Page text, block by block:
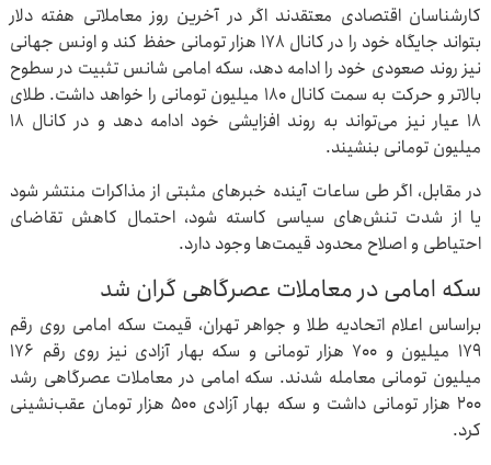
کارشناسان اقتصادی معتقدند اگر در آخرین روز معاملاتی هفته دلار
بتواند جایگاه خود را در کانال ۱۷۸ هزار تومانی حفظ کند و اونس جهانی
نیز روند صعودی خود را ادامه دهد، سکه امامی شانس تثبیت در سطوح
بالاتر و حرکت به سمت کانال ۱۸۰ میلیون تومانی را خواهد داشت. طلای
۱۸ عیار نیز می‌تواند به روند افزایشی خود ادامه دهد و در کانال ۱۸
میلیون تومانی بنشیند.
در مقابل، اگر طی ساعات آینده خبرهای مثبتی از مذاکرات منتشر شود
یا از شدت تنش‌های سیاسی کاسته شود، احتمال کاهش تقاضای
احتیاطی و اصلاح محدود قیمت‌ها وجود دارد.
سکه امامی در معاملات عصرگاهی گران شد
براساس اعلام اتحادیه طلا و جواهر تهران، قیمت سکه امامی روی رقم
۱۷۹ میلیون و ۷۰۰ هزار تومانی و سکه بهار آزادی نیز روی رقم ۱۷۶
میلیون تومانی معامله شدند. سکه امامی در معاملات عصرگاهی رشد
۲۰۰ هزار تومانی داشت و سکه بهار آزادی ۵۰۰ هزار تومان عقب‌نشینی
کرد.